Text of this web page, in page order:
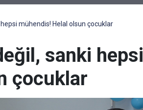
mühendis! Helal olsun çocuklar
sanki hepsi
çocuklar